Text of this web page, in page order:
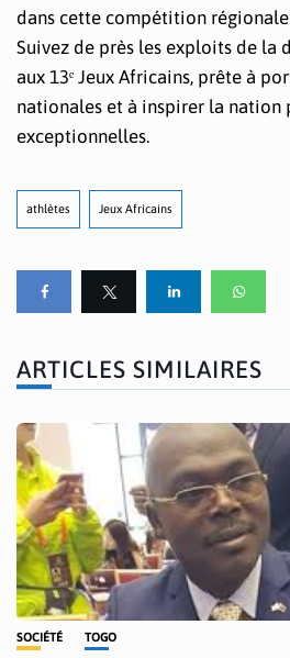
dans cette compétition
Suivez de près les exploits de la
aux 13ᵉ Jeux Africains, prête à
nationales et à inspirer la nation
exceptionnelles.
athlètes Jeux Africains
ARTICLES SIMILAIRES
SOCIÉTÉ TOGO